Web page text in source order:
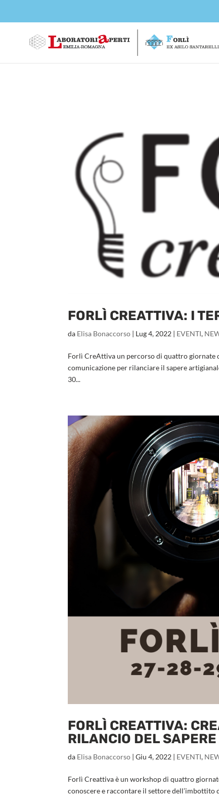
FORLÌ CREATTIVA: I
da Elisa Bonaccorso | Lug 4, 2022 | EVENTI,
Forlì CreAttiva un percorso di quattro
comunicazione per rilanciare il sapere
30...
FORLÌ CREATTIVA:
RILANCIO DEL
da Elisa Bonaccorso |Giu 4, 2022 | EVENTI,
Forlì Creattiva è un workshop di quattro
conoscere e raccontare il settore